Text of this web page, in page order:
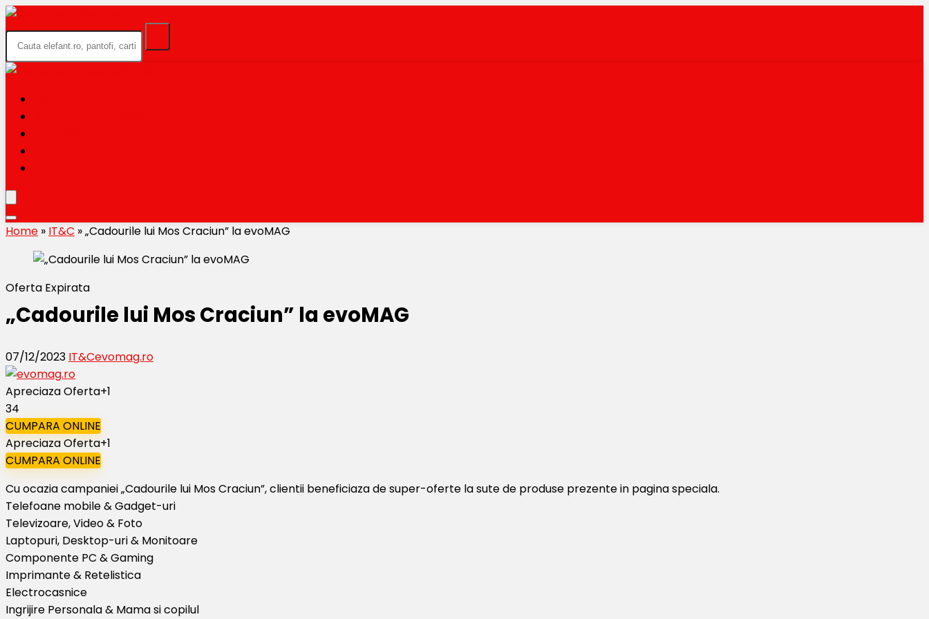
Home » IT&C »„Cadourile lui Mos Craciun” la evoMAG
Oferta Expirata
„Cadourile lui Mos Craciun” la evoMAG
07/12/2023 IT&Cevomag.ro
Apreciaza Oferta+1
34
CUMPARA ONLINE
Apreciaza Oferta+1
CUMPARA ONLINE
Cu ocazia campaniei „Cadourile lui Mos Craciun”, clientii beneficiaza de super-oferte la sute de produse prezente in pagina speciala.
Telefoane mobile & Gadget-uri
Televizoare, Video & Foto
Laptopuri, Desktop-uri & Monitoare
Componente PC & Gaming
Imprimante & Retelistica
Electrocasnice
Ingrijire Personala & Mama si copilul